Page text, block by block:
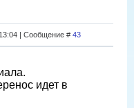
| Сообщение # 43
идет в